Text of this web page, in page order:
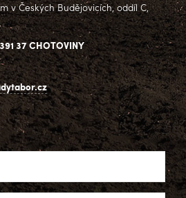
v Českých Budějovicích, oddíl C,
37 CHOTOVINY